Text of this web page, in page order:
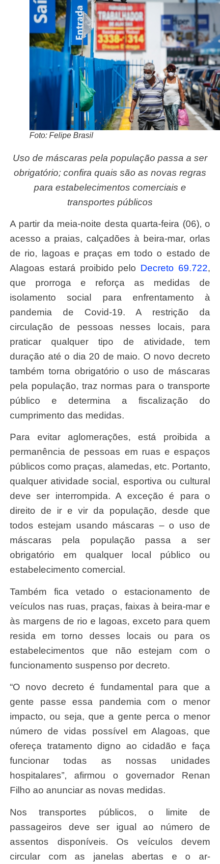
Foto: Felipe Brasil
Uso de máscaras pela população passa a ser
obrigatório; confira quais são as novas regras
para estabelecimentos comerciais e
transportes públicos
A partir da meia-noite desta quarta-feira (06), o
acesso a praias, calçadões à beira-mar, orlas
de rio, lagoas e praças em todo o estado de
Alagoas estará proibido pelo Decreto 69.722,
que prorroga e reforça as medidas de
isolamento social para enfrentamento à
pandemia de Covid-19. A restrição da
circulação de pessoas nesses locais, para
praticar qualquer tipo de atividade, tem
duração até o dia 20 de maio. O novo decreto
também torna obrigatório o uso de máscaras
pela população, traz normas para o transporte
público e determina a fiscalização do
cumprimento das medidas.
Para evitar aglomerações, está proibida a
permanência de pessoas em ruas e espaços
públicos como praças, alamedas, etc. Portanto,
qualquer atividade social, esportiva ou cultural
deve ser interrompida. A exceção é para o
direito de ir e vir da população, desde que
todos estejam usando máscaras – o uso de
máscaras pela população passa a ser
obrigatório em qualquer local público ou
estabelecimento comercial.
Também fica vetado o estacionamento de
veículos nas ruas, praças, faixas à beira-mar e
às margens de rio e lagoas, exceto para quem
resida em torno desses locais ou para os
estabelecimentos que não estejam com o
funcionamento suspenso por decreto.
“O novo decreto é fundamental para que a
gente passe essa pandemia com o menor
impacto, ou seja, que a gente perca o menor
número de vidas possível em Alagoas, que
ofereça tratamento digno ao cidadão e faça
funcionar todas as nossas unidades
hospitalares”, afirmou o governador Renan
Filho ao anunciar as novas medidas.
Nos transportes públicos, o limite de
passageiros deve ser igual ao número de
assentos disponíveis. Os veículos devem
circular com as janelas abertas e o ar-